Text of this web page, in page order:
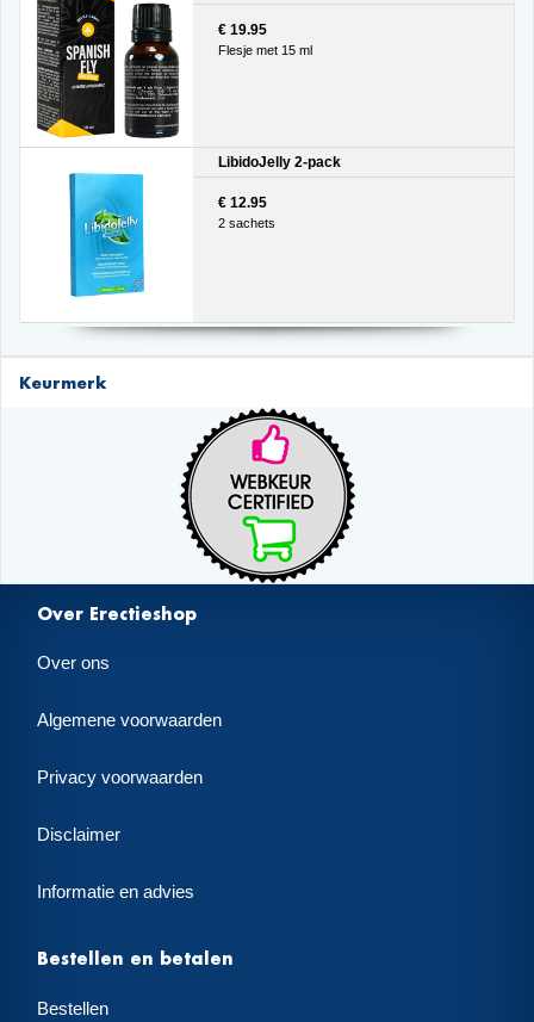
€ 19.95
Flesje met 15 ml
LibidoJelly 2-pack
€ 12.95
2 sachets
Keurmerk
Over Erectieshop
Over ons
Algemene voorwaarden
Privacy voorwaarden
Disclaimer
Informatie en advies
Bestellen en betalen
Bestellen